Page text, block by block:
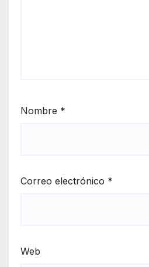
Nombre *
Correo electrónico *
Web